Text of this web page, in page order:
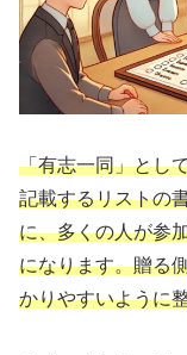
「有志一同」とし
記載するリストの
に、多くの人が参
になります。贈る
かりやすいように